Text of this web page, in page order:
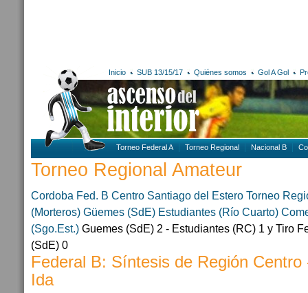
Inicio SUB 13/15/17 Quiénes somos Gol A Gol
Torneo Federal A Torneo Regional Nacional B
Torneo Regional Amateur
Cordoba Fed. B Centro Santiago del Estero Torneo
(Morteros) Güemes (SdE) Estudiantes (Río Cuarto)
(Sgo.Est.) Guemes (SdE) 2 - Estudiantes (RC) 1 y Tiro
(SdE) 0
Federal B: Síntesis de Región
Ida